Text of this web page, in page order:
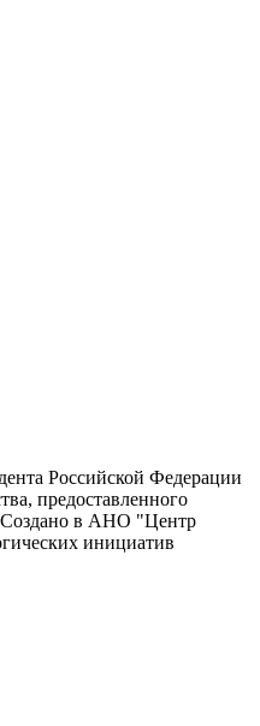
Российской Федерации
предоставленного
Создано в АНО "Центр
инициатив